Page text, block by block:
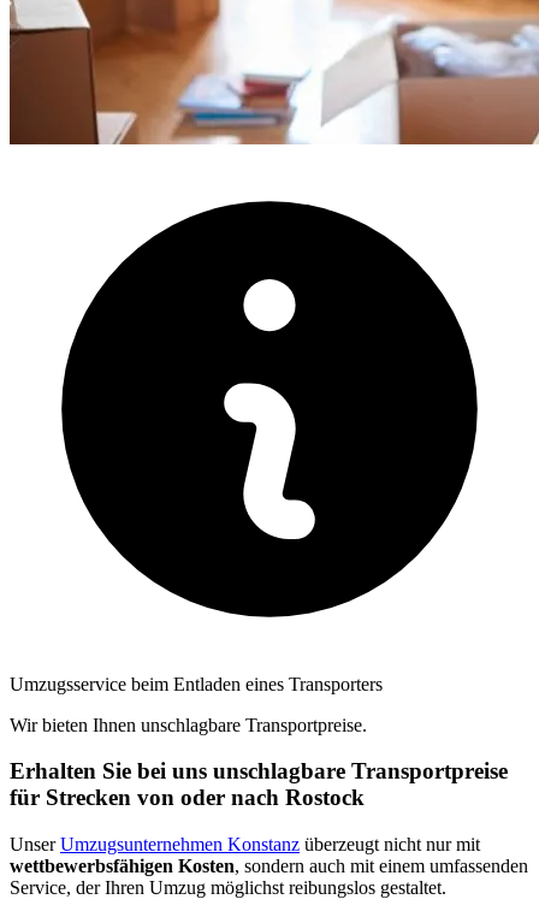
Umzugsservice beim Entladen eines Transporters
Wir bieten Ihnen unschlagbare Transportpreise.
Erhalten Sie bei uns unschlagbare Transportpreise
für Strecken von oder nach Rostock
UnserUmzugsunternehmen Konstanz überzeugt nicht nur mit
wettbewerbsfähigen Kosten, sondern auch mit einem umfassenden
Service, der Ihren Umzug möglichst reibungslos gestaltet.